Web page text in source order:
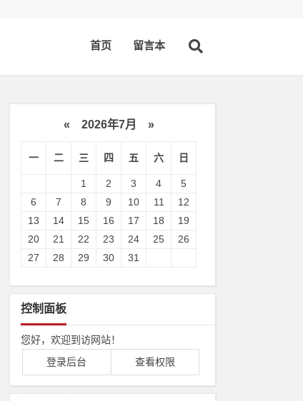
首页 留言本
« 2026年7月 »
一 二 三 四 五 六 日
1 2 3 4
5
6
7 8 9 10 11
12
13
14 15 16 17 18
19
20
21 22 23 24 25
26
27
28 29 30 31
控制面板
您好，欢迎到访网站！
登录后台
查看权限